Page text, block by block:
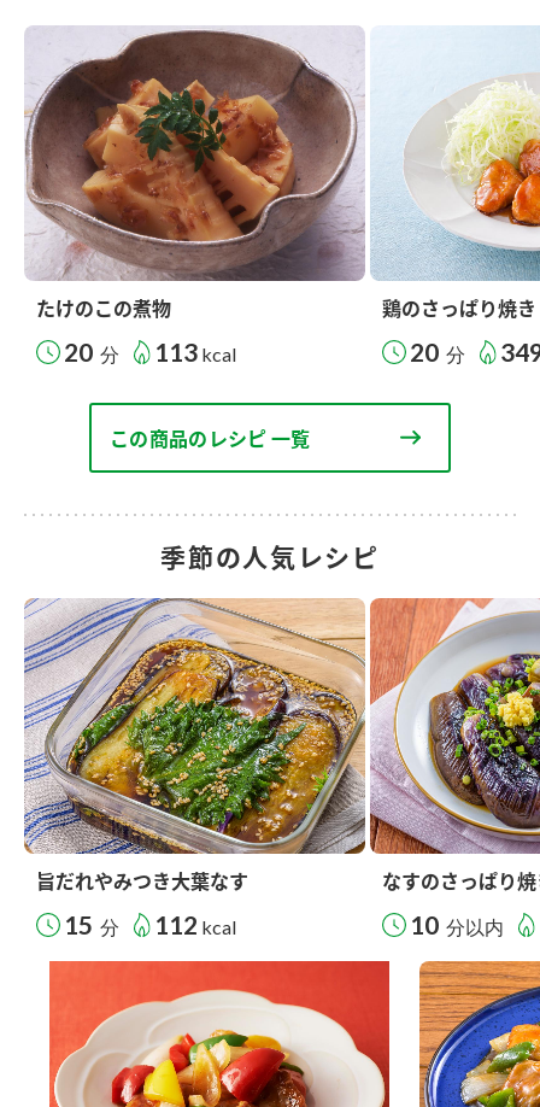
たけのこの煮物
20 分 113 kcal
鶏のさっぱり焼き
20 分
この商品のレシピ 一覧
季節の人気レシピ
旨だれやみつき大葉なす
15 分 112 kcal
なすのさっぱり
10 分以内